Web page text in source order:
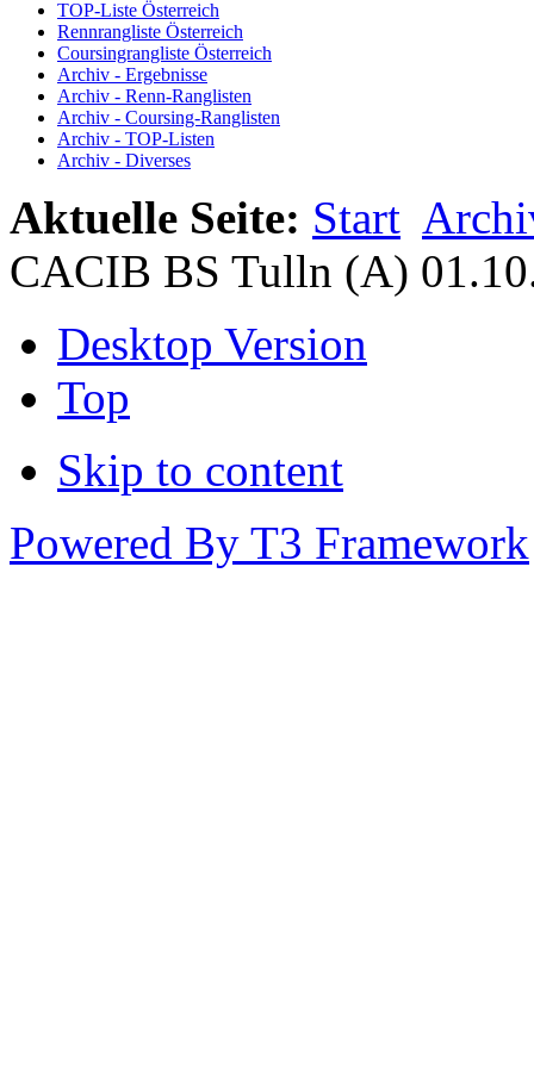
TOP-Liste Österreich
Rennrangliste Österreich
Coursingrangliste Österreich
Archiv - Ergebnisse
Archiv - Renn-Ranglisten
Archiv - Coursing-Ranglisten
Archiv - TOP-Listen
Archiv - Diverses
Aktuelle Seite: Start
CACIB BS Tulln (A)
Desktop Version
Top
Skip to content
Powered By T3 Framework